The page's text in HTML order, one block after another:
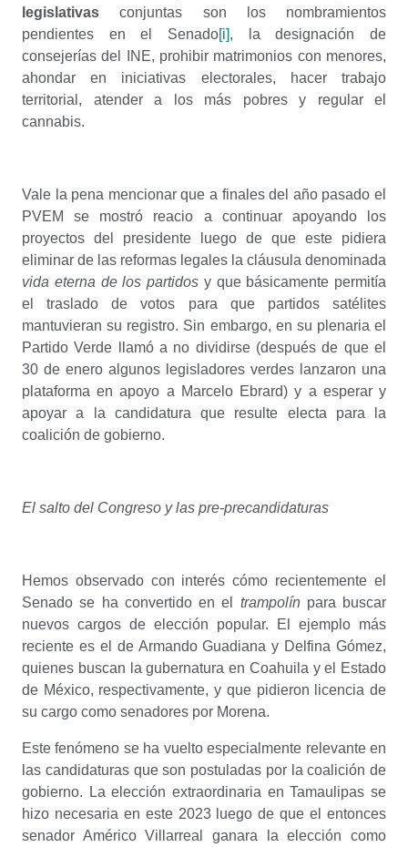
legislativas conjuntas son los nombramientos
pendientes en el Senado[i], la designación de
consejerías del INE, prohibir matrimonios con menores,
ahondar en iniciativas electorales, hacer trabajo
territorial, atender a los más pobres y regular el
cannabis.
Vale la pena mencionar que a finales del año pasado el
PVEM se mostró reacio a continuar apoyando los
proyectos del presidente luego de que este pidiera
eliminar de las reformas legales la cláusula denominada
vida eterna de los partidos y que básicamente permitía
el traslado de votos para que partidos satélites
mantuvieran su registro. Sin embargo, en su plenaria el
Partido Verde llamó a no dividirse (después de que el
30 de enero algunos legisladores verdes lanzaron una
plataforma en apoyo a Marcelo Ebrard) y a esperar y
apoyar a la candidatura que resulte electa para la
coalición de gobierno.
El salto del Congreso y las pre-precandidaturas
Hemos observado con interés cómo recientemente el
Senado se ha convertido en el trampolínpara buscar
nuevos cargos de elección popular. El ejemplo más
reciente es el de Armando Guadiana y Delfina Gómez,
quienes buscan la gubernatura en Coahuila y el Estado
de México, respectivamente, y que pidieron licencia de
su cargo como senadores por Morena.
Este fenómeno se ha vuelto especialmente relevante en
las candidaturas que son postuladas por la coalición de
gobierno. La elección extraordinaria en Tamaulipas se
hizo necesaria en este 2023 luego de que el entonces
senador Américo Villarreal ganara la elección como